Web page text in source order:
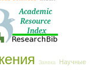
Заявка Научные